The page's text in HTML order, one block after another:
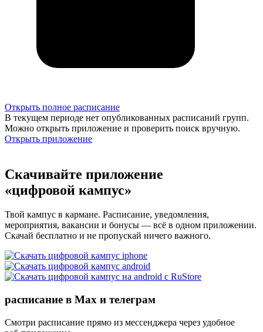
Открыть полное расписание
В текущем периоде нет опубликованных расписаний групп.
Можно открыть приложение и проверить поиск вручную.
Открыть приложение
Скачивайте приложение
«цифровой кампус»
Твой кампус в кармане. Расписание, уведомления,
мероприятия, вакансии и бонусы — всё в одном приложении.
Скачай бесплатно и не пропускай ничего важного.
расписание в Max и телеграм
Смотри расписание прямо из мессенджера через удобное